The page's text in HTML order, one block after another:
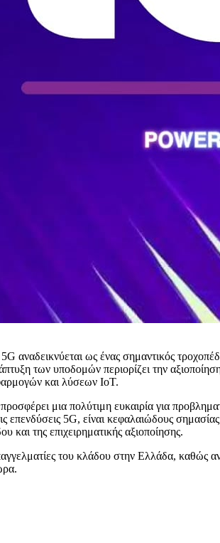
αναδεικνύεται ως ένας σημαντικός
των υποδομών περιορίζει την
και λύσεων IoT.
μια πολύτιμη ευκαιρία για
επενδύσεις 5G, είναι κεφαλαιώδους
της επιχειρηματικής αξιοποίησης.
του κλάδου στην Ελλάδα, καθώς